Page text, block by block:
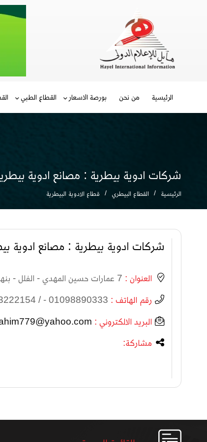
الرئيسية من نحن بورصة الاسعار القطاع الطبي
شركات ادوية بيطرية : مصانع ادوية
الرئيسية القطاع البيطري قطاع الادوية البيطرية
شركات ادوية بيطرية : مصانع ادوية
العنوان : 7 عمارات حسين المهدي - الفلل - بنها قليوبية
رقم الهاتف : 01098890333 - / 133222154
البريد الالكتروني :
مشاركة: